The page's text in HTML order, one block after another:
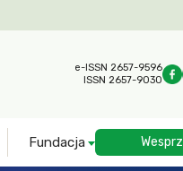
e-ISSN 2657-9596
ISSN 2657-9030
Fundacja